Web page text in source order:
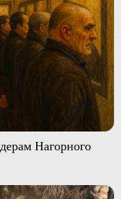
Нагорного